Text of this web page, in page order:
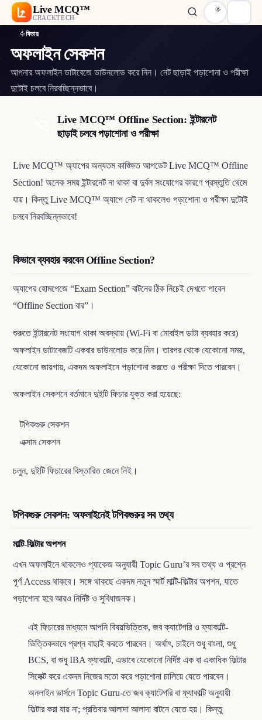
Live MCQ™
CRACKTECH
ফিচার
অফলাইন সেকশন
আপনার অফলাইন ডাটাবেজে ডাউনলোড করে নিন। নেট ছাড়াই পড়াশোনা ও পরীক্ষা
দুটোই চলবে নিরবচ্ছিন্নভাবে।
Live MCQ™ Offline Section: ইন্টারনেট
ছাড়াই চলবে পড়াশোনা ও পরীক্ষা
Live MCQ™ অ্যাপের অন্যতম কাঙ্ক্ষিত আপডেট Live MCQ™ Offline
Section! অনেক সময় ইন্টারনেট না থাকা বা দুর্বল সংযোগের কারণে প্রস্তুতি থেমে
যায়। কিন্তু Live MCQ™ অ্যাপে নেট না থাকলেও পড়াশোনা ও পরীক্ষা দুটোই
চলবে নিরবচ্ছিন্নভাবে!
কিভাবে ব্যবহার করবেন Offline Section?
অ্যাপের হোমপেজে “Exam Section” বাটনের ঠিক নিচেই দেখতে পাবেন
“Offline Section বার”।
শুরুতে ইন্টারনেট সংযোগ থাকা অবস্থায় (Wi-Fi বা মোবাইল ডাটা ব্যবহার করে)
অফলাইন ডাটাবেজটি একবার ডাউনলোড করে নিন। তারপর থেকে যেকোনো সময়,
যেকোনো জায়গায়, একদম অফলাইনে পড়াশোনা করতে ও পরীক্ষা দিতে পারবেন।
অফলাইন সেকশনে বর্তমানে দুইটি ফিচার যুক্ত করা হয়েছে:
টপিকগুরু সেকশন
এক্সাম সেকশন
চলুন, দুইটি ফিচারের বিস্তারিত জেনে নিই।
টপিকগুরু সেকশন: অফলাইনেই টপিকগুরুর সব তথ্য
মাল্টি-ফিল্টার অপশন
এখন অফলাইনে থাকলেও প্যাকেজ অনুযায়ী Topic Guru’র সব তথ্য ও প্রশ্নে
পূর্ণ Access থাকবে। সঙ্গে থাকছে একদম নতুন স্মার্ট মাল্টি-ফিল্টার অপশন, যাতে
পড়াশোনা হবে আরও নির্দিষ্ট ও সুবিধাজনক।
এই ফিচারের মাধ্যমে আপনি বিষয়ভিত্তিক, জব ক্যাটেগরি ও ফ্যাকাল্টি-
ভিত্তিকভাবে প্রশ্ন বাছাই করতে পারবেন। অর্থাৎ, চাইলে শুধু বাংলা, শুধু
BCS, বা শুধু IBA ফ্যাকাল্টি, এভাবে যেকোনো নির্দিষ্ট এক বা একাধিক ফিল্টার
সিলেক্ট করে একদম নিজের মতো করে পড়াশোনা চালিয়ে যেতে পারবেন।
অনলাইন ভার্সনে Topic Guru-তে জব ক্যাটেগরি বা ফ্যাকাল্টি অনুযায়ী
ফিল্টার করা যায় না; প্রতিবার আলাদা আলাদা বাটনে যেতে হয়। কিন্তু